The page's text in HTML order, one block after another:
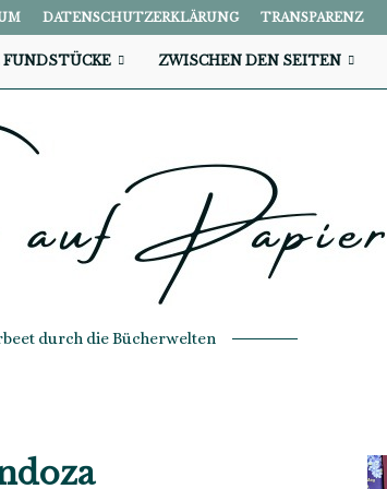
DATENSCHUTZERKLÄRUNG TRANSPARENZ
ZWISCHEN DEN SEITEN
durch die Bücherwelten